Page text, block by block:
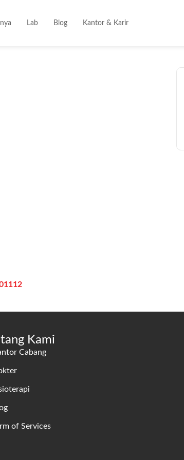
Lab Blog Kantor & Karir
1112
Kami
Cabang
of Services